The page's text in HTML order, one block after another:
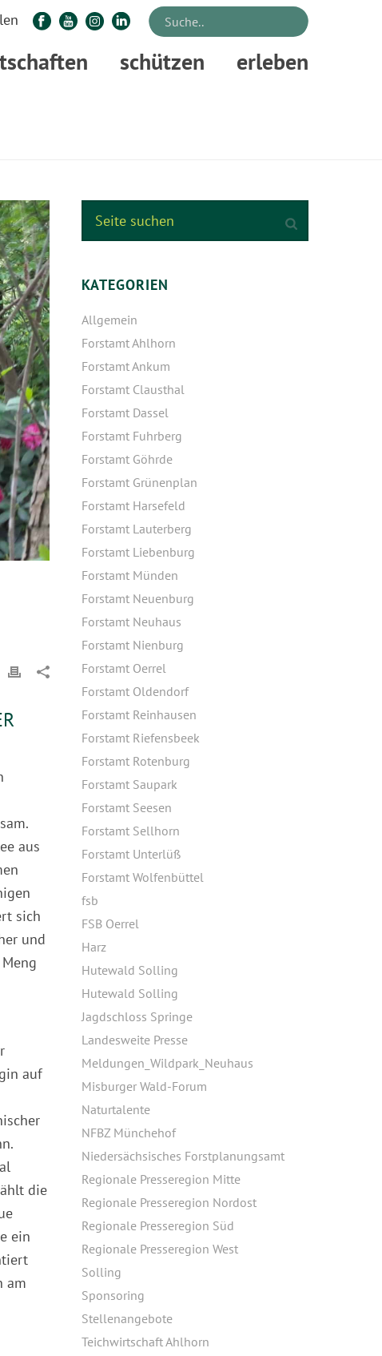
schützen erleben
aus
sich
und
auf
die
ein
am
KATEGORIEN
Allgemein
Forstamt Ahlhorn
Forstamt Ankum
Forstamt Clausthal
Forstamt Dassel
Forstamt Fuhrberg
Forstamt Göhrde
Forstamt Grünenplan
Forstamt Harsefeld
Forstamt Lauterberg
Forstamt Liebenburg
Forstamt Münden
Forstamt Neuenburg
Forstamt Neuhaus
Forstamt Nienburg
Forstamt Oerrel
Forstamt Oldendorf
Forstamt Reinhausen
Forstamt Riefensbeek
Forstamt Rotenburg
Forstamt Saupark
Forstamt Seesen
Forstamt Sellhorn
Forstamt Unterlüß
Forstamt Wolfenbüttel
fsb
FSB Oerrel
Harz
Hutewald Solling
Hutewald Solling
Jagdschloss Springe
Landesweite Presse
Meldungen_Wildpark_Neuhaus
Misburger Wald-Forum
Naturtalente
NFBZ Münchehof
Niedersächsisches Forstplanungsamt
Regionale Presseregion Mitte
Regionale Presseregion Nordost
Regionale Presseregion Süd
Regionale Presseregion West
Solling
Sponsoring
Stellenangebote
Teichwirtschaft Ahlhorn